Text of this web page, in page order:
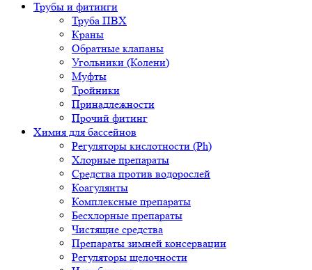
Трубы и фитинги
Труба ПВХ
Краны
Обратные клапаны
Угольники (Колени)
Муфты
Тройники
Принадлежности
Прочий фитинг
Химия для бассейнов
Регуляторы кислотности (Ph)
Хлорные препараты
Средства против водорослей
Коагулянты
Комплексные препараты
Бесхлорные препараты
Чистящие средства
Препараты зимней консервации
Регуляторы щелочности